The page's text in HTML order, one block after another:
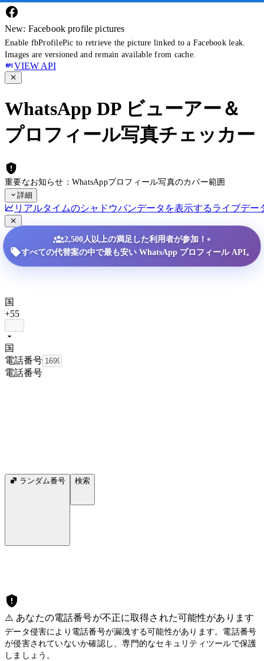
New: Facebook profile pictures
Enable fbProfilePic to retrieve the picture linked to a Facebook leak.
Images are versioned and remain available from cache.
VIEW API
WhatsApp DP ビューアー＆
プロフィール写真チェッカー
重要なお知らせ：WhatsAppプロフィール写真のカバー範囲
詳細
リアルタイムのシャドウバンデータを表示するライブデー
2,500人以上の満足した利用者が参加！ •
すべての代替案の中で最も安い WhatsApp プロフィール API。
国
+55
国
電話番号
電話番号
ランダム番号 検索
⚠️ あなたの電話番号が不正に取得された可能性があります
データ侵害により電話番号が漏洩する可能性があります。電話番号
が侵害されていないか確認し、専門的なセキュリティツールで保護
しましょう。